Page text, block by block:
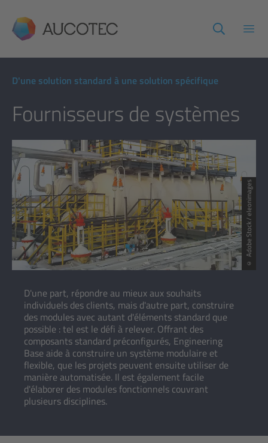
AUCOTEC
D'une solution standard à une solution spécifique
Fournisseurs de systèmes
© Adobe Stock / eleonimages
D'une part, répondre au mieux aux souhaits
individuels des clients, mais d'autre part, construire
des modules avec autant d'éléments standard que
possible : tel est le défi à relever. Offrant des
composants standard préconfigurés, Engineering
Base aide à construire un système modulaire et
flexible, que les projets peuvent ensuite utiliser de
manière automatisée. Il est également facile
d'élaborer des modules fonctionnels couvrant
plusieurs disciplines.